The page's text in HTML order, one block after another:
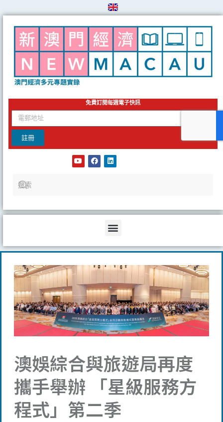
to
content
免費訂閱每週電子快訊
email
註冊
Y
o
F
a
L
i
Menu
澳娛綜合與旅遊局再度
攜手舉辦 「星級服務方
程式」第二季